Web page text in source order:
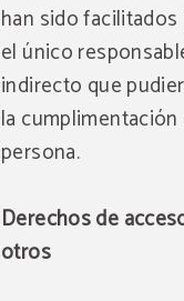
han sido
el único
indirecto que
la
persona.
Derechos de
otros